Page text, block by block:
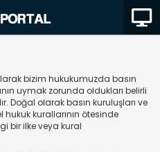
bizim hukukumuzda basın
uymak zorunda oldukları belirli
Doğal olarak basın kuruluşları ve
hukuk kurallarının ötesinde
bir ilke veya kural